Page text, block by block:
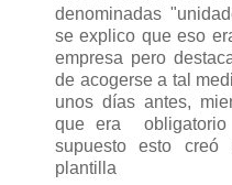
denominadas
se explico que eso
empresa pero
de acogerse a tal
unos días antes,
que era
supuesto esto
plantilla